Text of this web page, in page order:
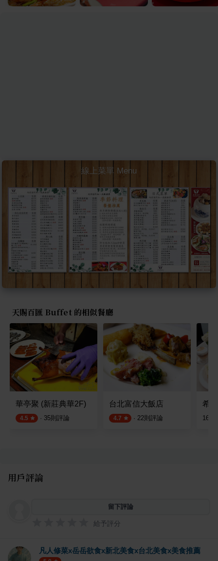
線上菜單 Menu
天賜百匯 Buffet 的相似餐廳
華亭聚 (新莊典華2F)
4.5 · 35則評論
台北富信大飯店
4.7 · 22則評論
希
16
用戶評論
留下評論
給予評分
凡人修菜x岳岳欲食x新北美食x台北美食x美食推薦